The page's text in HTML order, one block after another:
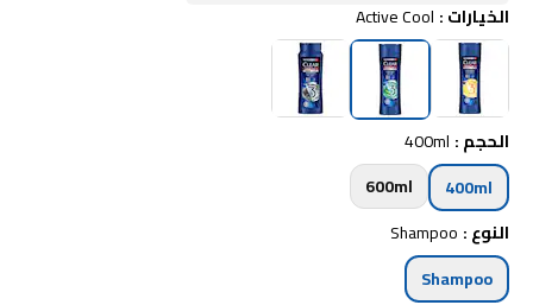
الخيارات:
Active Cool
الحجم:
400ml
400ml
600ml
النوع:
Shampoo
Shampoo